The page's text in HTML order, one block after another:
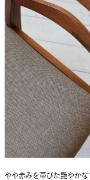
やや赤みを帯びた艶やか